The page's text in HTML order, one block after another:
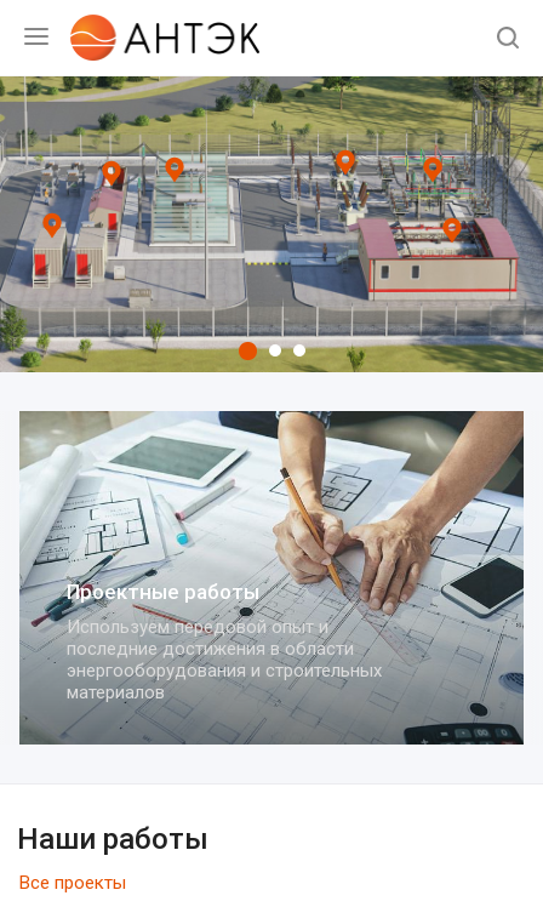
Комплексная поставка
оборудования
Осуществляем поставки оборудования
для систем электрораспределения,
автоматизации и строительства
Все проекты
Наши работы